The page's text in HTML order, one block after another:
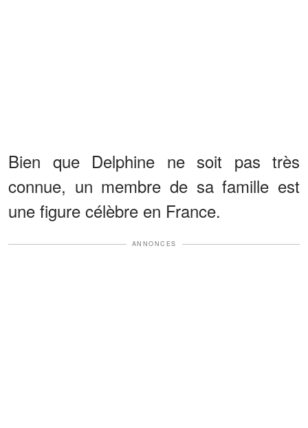
Bien que Delphine ne soit pas très
connue, un membre de sa famille est
une figure célèbre en France.
ANNONCES